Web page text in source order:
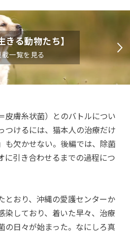
きる動物たち】
一覧を見る
皮膚糸状菌）とのバトルについ
つけるには、猫本人の治療だけ
も欠かせない。後編では、除菌
に引き合わせるまでの過程につ
とおり、沖縄の愛護センターか
染しており、着いた早々、治療
の日々が始まった。なにしろ真